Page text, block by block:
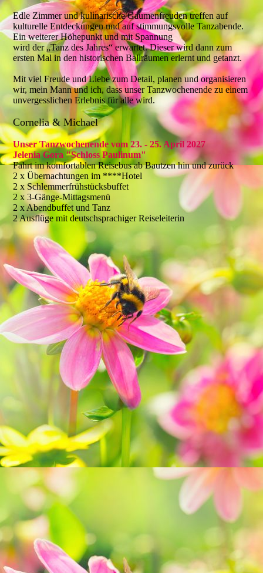
Edle Zimmer und kulinarische Gaumenfreuden treffen auf
kulturelle Entdeckungen und auf stimmungsvolle Tanzabende.
Ein weiterer Höhepunkt und mit Spannung
wird der „Tanz des Jahres“ erwartet. Dieser wird dann zum
ersten Mal in den historischen Ballräumen erlernt und getanzt.
Mit viel Freude und Liebe zum Detail, planen und organisieren
wir, mein Mann und ich, dass unser Tanzwochenende zu einem
unvergesslichen Erlebnis für alle wird.
Cornelia & Michael
Unser Tanzwochenende vom 23. - 25. April 2027
Jelenia Gora "Schloss Paulinum"
Fahrt im komfortablen Reisebus ab Bautzen hin und zurück
2 x Übernachtungen im ****Hotel
2 x Schlemmerfrühstücksbuffet
2 x 3-Gänge-Mittagsmenü
2 x Abendbuffet und Tanz
2 Ausflüge mit deutschsprachiger Reiseleiterin